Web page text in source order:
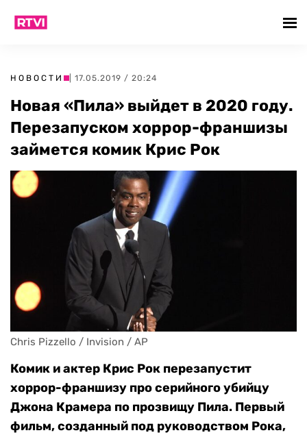
НОВОСТИ | 17.05.2019 / 20:24
Новая «Пила» выйдет в 2020 году.
Перезапуском хоррор-франшизы
займется комик Крис Рок
Chris Pizzello / Invision / AP
Комик и актер Крис Рок перезапустит
хоррор-франшизу про серийного убийцу
Джона Крамера по прозвищу Пила. Первый
фильм, созданный под руководством Рока,